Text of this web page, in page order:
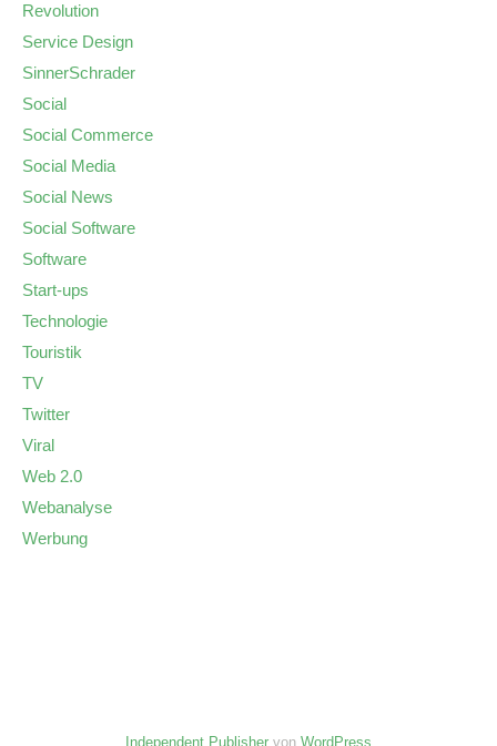
Revolution
Service Design
SinnerSchrader
Social
Social Commerce
Social Media
Social News
Social Software
Software
Start-ups
Technologie
Touristik
TV
Twitter
Viral
Web 2.0
Webanalyse
Werbung
Independent Publisher von WordPress